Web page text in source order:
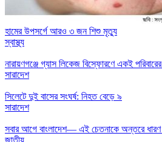
হামের উপসর্গে আরও ৩ জন শিশু মৃত্যু
স্বাস্থ্য
নারায়ণগঞ্জে গ্যাস লিকেজ বিস্ফোরণে একই
সারাদেশ
সিলেটে দুই বাসের সংঘর্ষ: নিহত বেড়ে ৯
সারাদেশ
সবার আগে বাংলাদেশ— এই চেতনাকে অন্তরে ধারণ
জাতীয়